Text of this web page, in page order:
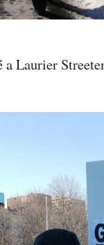
Laurier